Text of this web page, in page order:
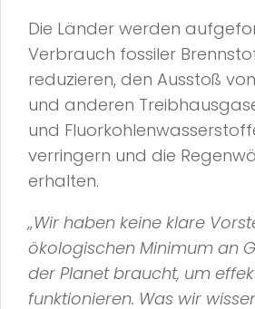
Die Länder werden
Verbrauch fossiler
reduzieren, den Ausstoß
und anderen
und
verringern und die
erhalten.
„Wir haben keine klare
ökologischen Minimum an
der Planet braucht, um
funktionieren. Was wir